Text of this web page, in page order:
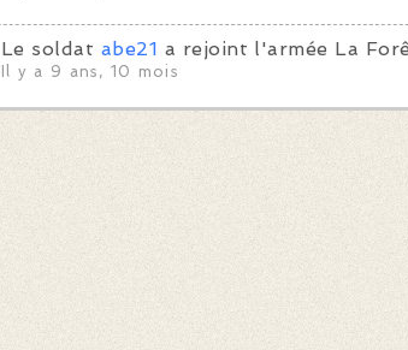
Le soldat abe21 a rejoint l'armée La
Il y a 9 ans, 10 mois